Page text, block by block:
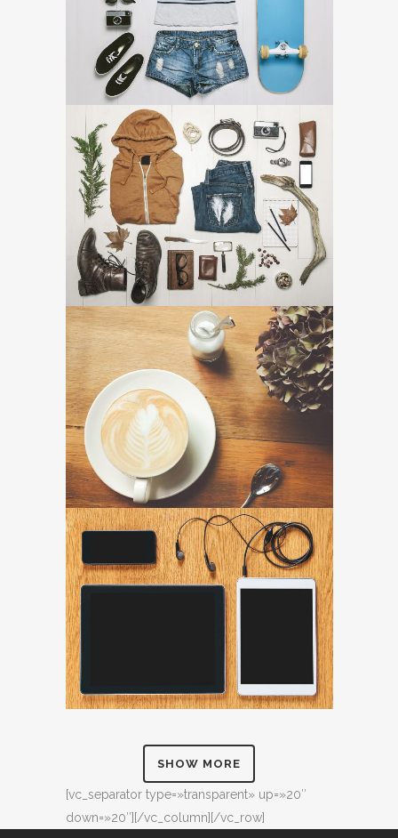
SHOW MORE
[vc_separator type=»transparent» up=»20″
down=»20″][/vc_column][/vc_row]